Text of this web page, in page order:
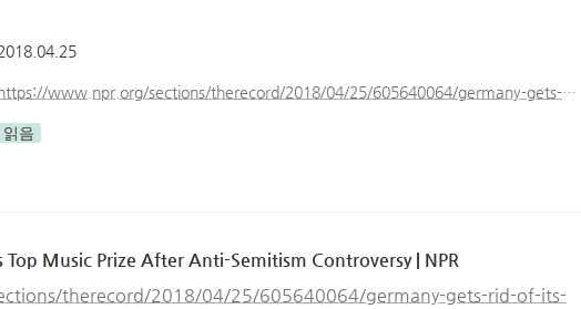
https://www.npr.org/sections/therecord/2018/04/25/605640064/germany-gets-rid-of-its-top-music-prize-after-anti-semitism-controversy
읽음
Top Music Prize After Anti-Semitism Controversy | NPR
therecord/2018/04/25/605640064/germany-gets-rid-of-its-